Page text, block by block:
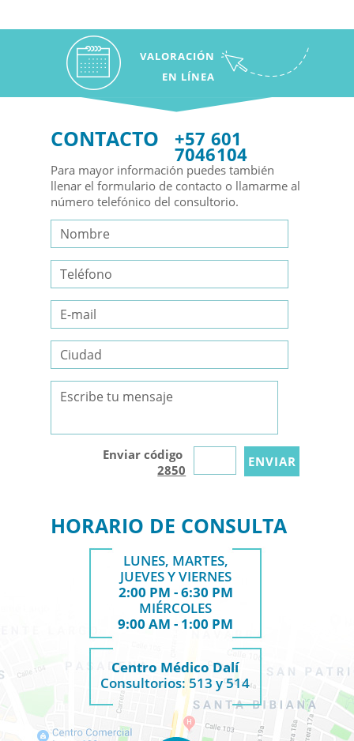
VALORACIÓN
EN LÍNEA
CONTACTO
HORARIO DE CONSULTA
LUNES, MARTES,
JUEVES Y VIERNES
2:00 PM - 6:30 PM
MIÉRCOLES
9:00 AM - 1:00 PM
Centro Médico Dalí
Consultorios: 513 y 514
+57 601
7046104
Para mayor información puedes también
llenar el formulario de contacto o llamarme al
número telefónico del consultorio.
Enviar código
2850